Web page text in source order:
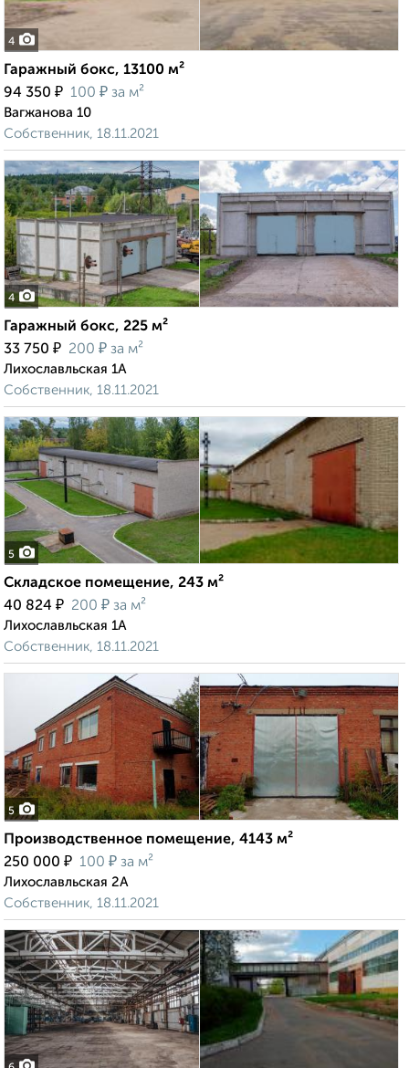
4
Гаражный бокс, 13100 м²
94 350 ₽ 100 ₽ за м²
Вагжанова 10
Собственник, 18.11.2021
4
Гаражный бокс, 225 м²
33 750 ₽ 200 ₽ за м²
Лихославльская 1А
Собственник, 18.11.2021
5
Складское помещение, 243 м²
40 824 ₽ 200 ₽ за м²
Лихославльская 1А
Собственник, 18.11.2021
5
Производственное помещение, 4143 м²
250 000 ₽ 100 ₽ за м²
Лихославльская 2А
Собственник, 18.11.2021